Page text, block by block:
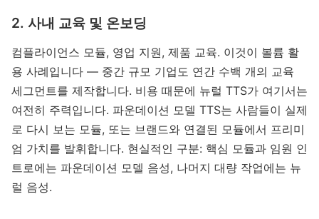
2. 사내 교육 및 온보딩
컴플라이언스 모듈, 영업 지원, 제품 교육. 이것이 볼륨 활
용 사례입니다 — 중간 규모 기업도 연간 수백 개의 교육
세그먼트를 제작합니다. 비용 때문에 뉴럴 TTS가 여기서는
여전히 주력입니다. 파운데이션 모델 TTS는 사람들이 실제
로 다시 보는 모듈, 또는 브랜드와 연결된 모듈에서 프리미
엄 가치를 발휘합니다. 현실적인 구분: 핵심 모듈과 임원 인
트로에는 파운데이션 모델 음성, 나머지 대량 작업에는 뉴
럴 음성.